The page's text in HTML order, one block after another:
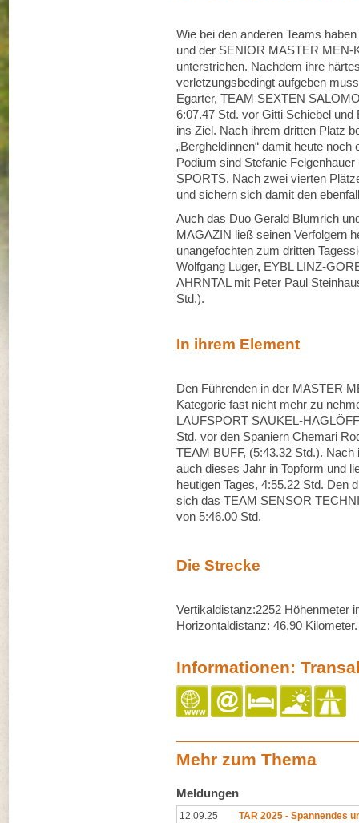
Wie bei den anderen Teams
und der SENIOR MASTER MEN-
unterstrichen. Nachdem ihre
verletzungsbedingt aufgeben
Egarter, TEAM SEXTEN
6:07.47 Std. vor Gitti Schiebel
ins Ziel. Nach ihrem dritten Platz
„Bergheldinnen“ damit heute
Podium sind Stefanie
SPORTS. Nach zwei vierten
und sichern sich damit den
Auch das Duo Gerald Blumrich
MAGAZIN ließ seinen Verfolgern
unangefochten zum dritten
Wolfgang Luger, EYBL LINZ-
AHRNTAL mit Peter Paul
Std.).
In ihrem Element
Den Führenden in der MASTER
Kategorie fast nicht mehr zu
LAUFSPORT SAUKEL-
Std. vor den Spaniern Chemari
TEAM BUFF, (5:43.32 Std.).
auch dieses Jahr in Topform und
heutigen Tages, 4:55.22 Std. Den
sich das TEAM SENSOR
von 5:46.00 Std.
Die Strecke
Vertikaldistanz:2252 Höhenmeter
Horizontaldistanz: 46,90 Kilometer.
Informationen:
Mehr zum Thema
Meldungen
12.09.25 TAR 2025 - Spannendes